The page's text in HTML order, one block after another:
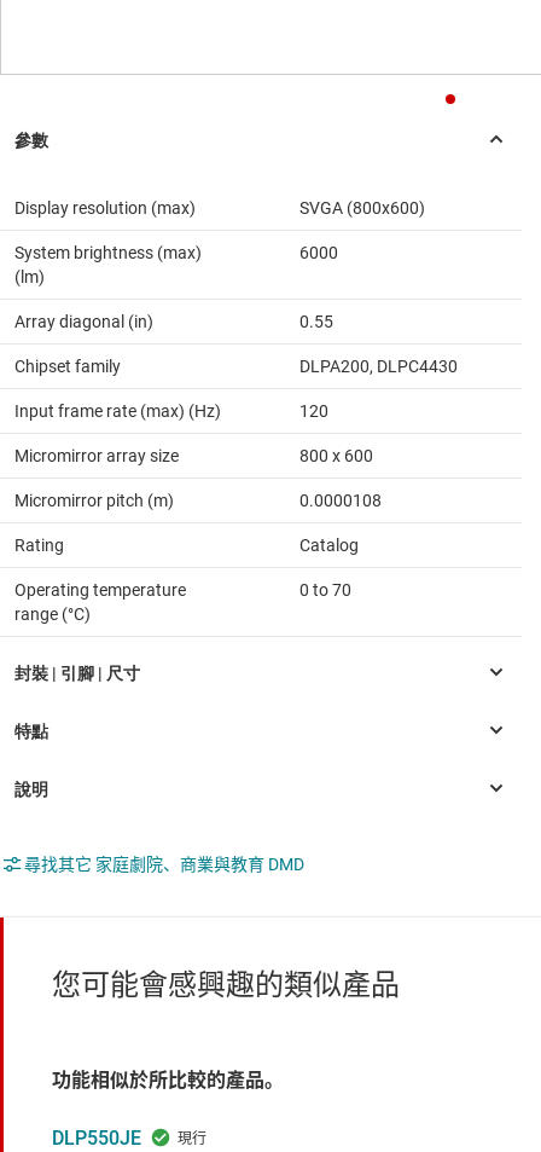
Display resolution (max) SVGA (800x600)
System brightness (max)
(lm)
6000
Array diagonal (in) 0.55
Chipset family DLPA200, DLPC4430
Input frame rate (max) (Hz) 120
Micromirror array size 800 x 600
Micromirror pitch (m) 0.0000108
Rating Catalog
Operating temperature
range (°C)
0 to 70
尋找其它 家庭劇院、商業與教育 DMD
您可能會感興趣的類似產品
功能相似於所比較的產品。
DLP550JE